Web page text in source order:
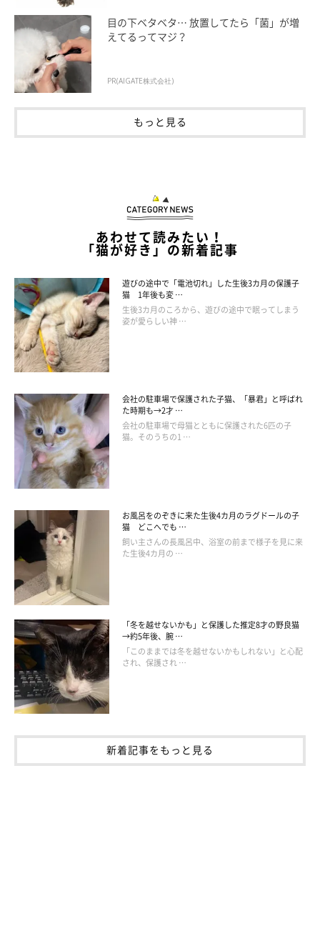
目の下ベタベタ… 放置してたら「菌」が増
えてるってマジ？
PR(AIGATE株式会社)
もっと見る
あわせて読みたい！
「猫が好き」の新着記事
遊びの途中で「電池切れ」した生後3カ月の保護子
猫 1年後も変 …
生後3カ月のころから、遊びの途中で眠ってしまう
姿が愛らしい神 …
会社の駐車場で保護された子猫、「暴君」と呼ばれ
た時期も→2才 …
会社の駐車場で母猫とともに保護された6匹の子
猫。そのうちの1 …
お風呂をのぞきに来た生後4カ月のラグドールの子
猫 どこへでも …
飼い主さんの長風呂中、浴室の前まで様子を見に来
た生後4カ月の …
「冬を越せないかも」と保護した推定8才の野良猫
→約5年後、腕 …
「このままでは冬を越せないかもしれない」と心配
され、保護され …
新着記事をもっと見る